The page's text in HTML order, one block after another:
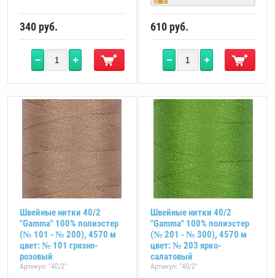
340 руб. 610 руб.
Швейные нитки 40/2
"Gamma" 100% полиэстер
(№ 101 - № 200), 4570 м
цвет: № 101 грязно-
розовый
Артикул: "40/2"
Швейные нитки 40/2
"Gamma" 100% полиэстер
(№ 201 - № 300), 4570 м
цвет: № 203 ярко-
салатовый
Артикул: "40/2"